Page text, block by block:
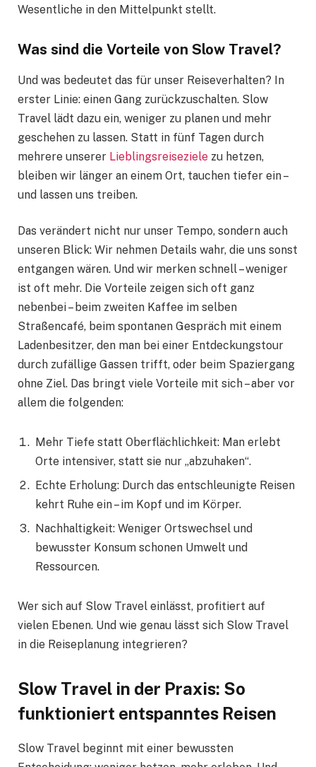
Wesentliche in den Mittelpunkt stellt.
Was sind die Vorteile von Slow Travel?
Und was bedeutet das für unser Reiseverhalten? In
erster Linie: einen Gang zurückzuschalten. Slow
Travel lädt dazu ein, weniger zu planen und mehr
geschehen zu lassen. Statt in fünf Tagen durch
mehrere unserer Lieblingsreiseziele zu hetzen,
bleiben wir länger an einem Ort, tauchen tiefer ein –
und lassen uns treiben.
Das verändert nicht nur unser Tempo, sondern auch
unseren Blick: Wir nehmen Details wahr, die uns sonst
entgangen wären. Und wir merken schnell – weniger
ist oft mehr. Die Vorteile zeigen sich oft ganz
nebenbei – beim zweiten Kaffee im selben
Straßencafé, beim spontanen Gespräch mit einem
Ladenbesitzer, den man bei einer Entdeckungstour
durch zufällige Gassen trifft, oder beim Spaziergang
ohne Ziel. Das bringt viele Vorteile mit sich – aber vor
allem die folgenden:
Mehr Tiefe statt Oberflächlichkeit: Man erlebt
Orte intensiver, statt sie nur „abzuhaken“.
Echte Erholung: Durch das entschleunigte Reisen
kehrt Ruhe ein – im Kopf und im Körper.
Nachhaltigkeit: Weniger Ortswechsel und
bewusster Konsum schonen Umwelt und
Ressourcen.
Wer sich auf Slow Travel einlässt, profitiert auf
vielen Ebenen. Und wie genau lässt sich Slow Travel
in die Reiseplanung integrieren?
Slow Travel in der Praxis: So
funktioniert entspanntes Reisen
Slow Travel beginnt mit einer bewussten